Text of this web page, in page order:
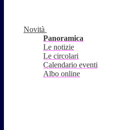
Novità
Panoramica
Le notizie
Le circolari
Calendario eventi
Albo online